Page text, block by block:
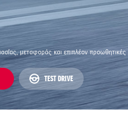
μεταφοράς και επιπλέον προωθητικές
TEST DRIVE